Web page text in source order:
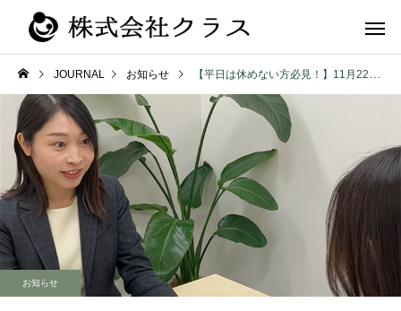
新卒
第二新卒・メ
ラス
JOURNAL お知らせ 【平日は休めない方必見！】11月22日（土）の転職無料面談予約受付中です
お知らせ